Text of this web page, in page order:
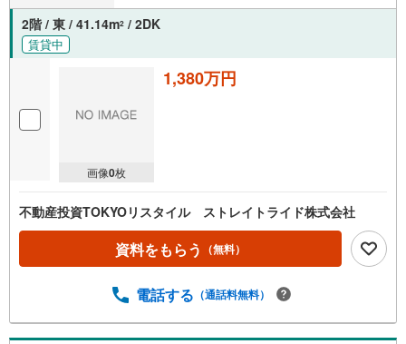
2階 / 東 / 41.14m2 / 2DK
賃貸中
画像0枚
1,380万円
不動産投資TOKYOリスタイル ストレイトライド株式会社
資料をもらう （無料）
電話する （通話料無料）